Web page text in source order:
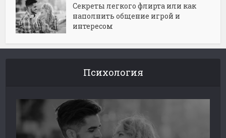
Секреты легкого флирта или как
наполнить общение игрой и
интересом
Психология